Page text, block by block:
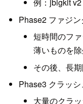
例：jbigkit
Phase2 ファジン
短時間のフ
薄いものを
その後、長
Phase3 クラッ
大量のクラ